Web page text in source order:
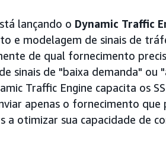
lançando o Dynamic Traffic
e modelagem de sinais de
de qual fornecimento
sinais de "baixa demanda" ou
Traffic Engine capacita os
apenas o fornecimento
a otimizar sua capacidade de